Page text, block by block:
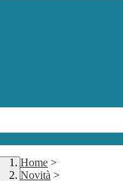
Home >
Novità >